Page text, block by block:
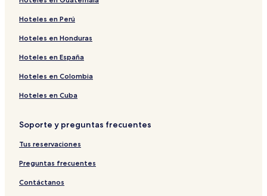
Hoteles en Perú
Hoteles en Honduras
Hoteles en España
Hoteles en Colombia
Hoteles en Cuba
Soporte y preguntas frecuentes
Tus reservaciones
Preguntas frecuentes
Contáctanos